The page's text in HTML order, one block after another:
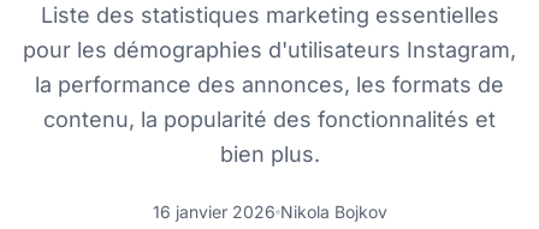
Liste des statistiques marketing essentielles
pour les démographies d'utilisateurs Instagram,
la performance des annonces, les formats de
contenu, la popularité des fonctionnalités et
bien plus.
16 janvier 2026 Nikola Bojkov